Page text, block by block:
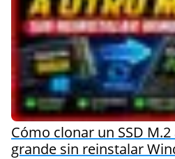
Cómo clonar un SSD
grande sin reinstalar